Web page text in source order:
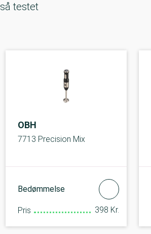
testet
OBH
7713 Precision Mix
Bedømmelse
Pris 398 Kr.